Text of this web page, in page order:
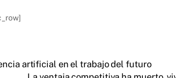
artificial en el trabajo del futuro